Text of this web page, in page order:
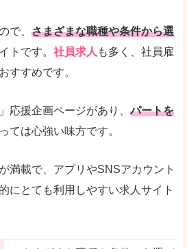
で、 さまざまな職種や条件から選
トです。 社員求人 も多く、社員雇
すすめです。
応援企画ページがあり、パートを
ては心強い味方です。
満載で、アプリやSNSアカウント
にとても利用しやすい求人サイト